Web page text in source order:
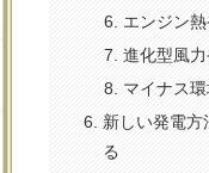
エンジン
進化型風
マイナス
新しい発電方
る